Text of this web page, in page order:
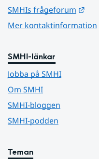
SMHIs frågeforum
Mer kontaktinformation
SMHI-länkar
Jobba på SMHI
Om SMHI
SMHI-bloggen
SMHI-podden
Teman